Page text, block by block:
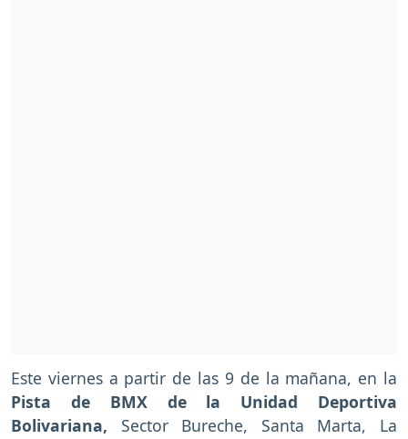
Este viernes a partir de las 9 de la mañana, en la
Pista de BMX de la Unidad Deportiva
Bolivariana, Sector Bureche, Santa Marta, La